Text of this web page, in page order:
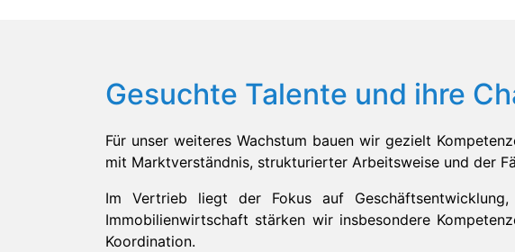
Gesuchte Talente und ihre
Für unser weiteres Wachstum bauen wir gezielt
mit Marktverständnis, strukturierter Arbeitsweise und der
Im Vertrieb liegt der Fokus auf
Immobilienwirtschaft stärken wir insbesondere
Koordination.